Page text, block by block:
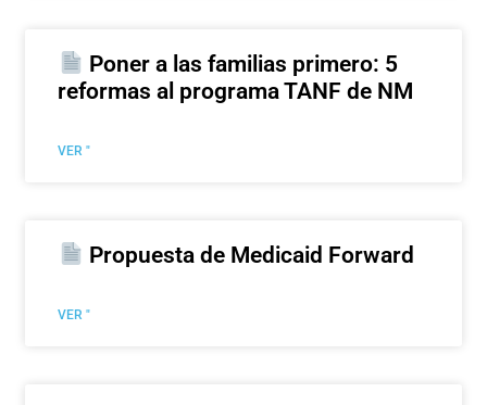
Poner a las familias primero: 5
reformas al programa TANF de NM
VER "
Propuesta de Medicaid Forward
VER "